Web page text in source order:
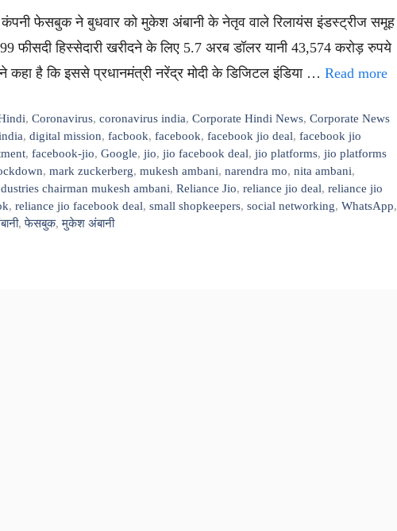
कंपनी फेसबुक ने बुधवार को मुकेश अंबानी के नेतृव वाले रिलायंस इंडस्ट्रीज समूह
फीसदी हिस्सेदारी खरीदने के लिए 5.7 अरब डॉलर यानी 43,574 करोड़ रुपये
कहा है कि इससे प्रधानमंत्री नरेंद्र मोदी के डिजिटल इंडिया … Read more
,Coronavirus,coronavirus india,Corporate Hindi News,Corporate News
, digital mission, facbook, facebook, facebook jio deal, facebook jio
, facebook-jio, Google, jio, jio facebook deal, jio platforms, jio platforms
, mark zuckerberg, mukesh ambani, narendra mo, nita ambani,
chairman mukesh ambani, Reliance Jio, reliance jio deal, reliance jio
, reliance jio facebook deal, small shopkeepers, social networking, WhatsApp,
,फेसबुक,मुकेश अंबानी